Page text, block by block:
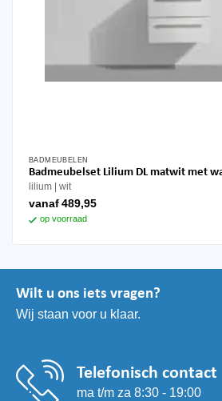
BADMEUBELEN
Badmeubelset Lilium DL matwit met
lilium wit
vanaf 489,95
op voorraad
Dit
product
gekozen
worden
productpagina
Wilt u ons iets vragen?
Wij staan voor u klaar.
Telefonisch contact
ma t/m za 8:30 - 19:00